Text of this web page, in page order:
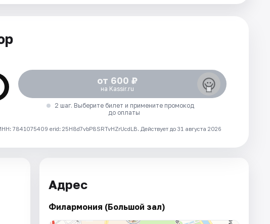
от 600 ₽
на Kassir.ru
2 шаг. Выберите билет и примените промокод
до оплаты
erid: 25H8d7vbP8SRTvHZrUcdLB. Действует до 31 августа 2026
Адрес
Филармония (Большой зал)